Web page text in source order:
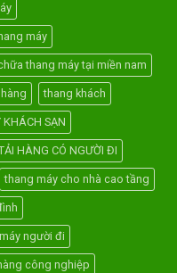
máy
thang máy tại miền nam
thang khách
SẠN
HÀNG CÓ NGƯỜI ĐI
thang máy cho nhà cao tầng
người đi
công nghiệp